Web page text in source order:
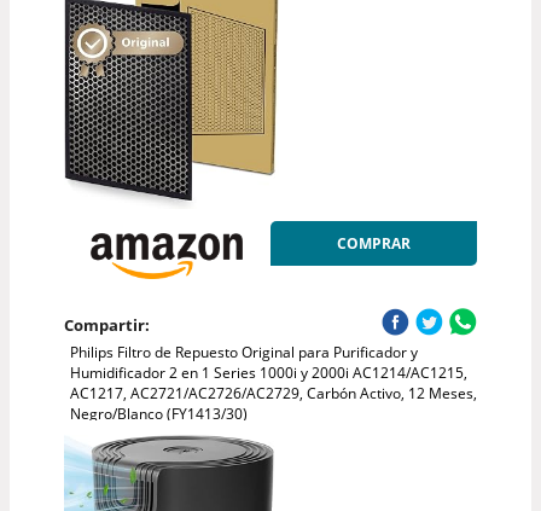
COMPRAR
Compartir:
Philips Filtro de Repuesto Original para Purificador y
Humidificador 2 en 1 Series 1000i y 2000i AC1214/AC1215,
AC1217, AC2721/AC2726/AC2729, Carbón Activo, 12 Meses,
Negro/Blanco (FY1413/30)